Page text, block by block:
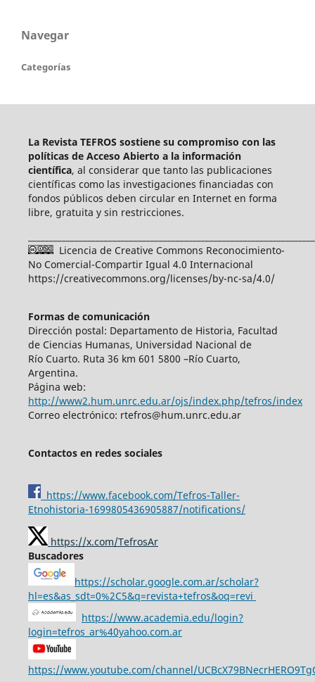
Navegar
Categorías
La Revista TEFROS sostiene su compromiso con las
políticas de Acceso Abierto a la información
científica, al considerar que tanto las publicaciones
científicas como las investigaciones financiadas con
fondos públicos deben circular en Internet en forma
libre, gratuita y sin restricciones.
Licencia de Creative Commons Reconocimiento-
No Comercial-Compartir Igual 4.0 Internacional
https://creativecommons.org/licenses/by-nc-sa/4.0/
Formas de comunicación
Dirección postal: Departamento de Historia, Facultad
de Ciencias Humanas, Universidad Nacional de
Río Cuarto. Ruta 36 km 601 5800 –Río Cuarto,
Argentina.
Página web:
http://www2.hum.unrc.edu.ar/ojs/index.php/tefros/index
Correo electrónico: rtefros@hum.unrc.edu.ar
Contactos en redes sociales
https://www.facebook.com/Tefros-Taller-
Etnohistoria-1699805436905887/notifications/
https://x.com/TefrosAr
Buscadores
https://scholar.google.com.ar/scholar?
hl=es&as_sdt=0%2C5&q=revista+tefros&oq=revi
https://www.academia.edu/login?
login=tefros_ar%40yahoo.com.ar
https://www.youtube.com/channel/